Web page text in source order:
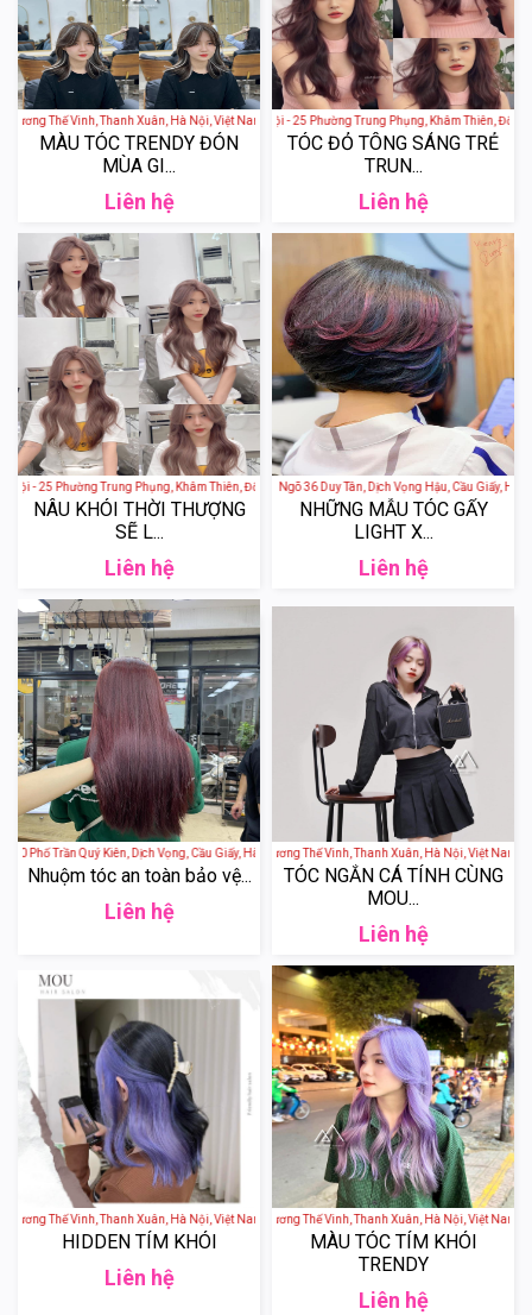
Lương Thế Vinh, Thanh Xuân, Hà Nội, Việt Nam
MÀU TÓC TRENDY ĐÓN
MÙA GI...
Liên hệ
4AM Hair Studio - Hà Nội - 25 Phường Trung Phụng, Khâm Thiên, Đống
TÓC ĐỎ TÔNG SÁNG TRẺ
TRUN...
Liên hệ
- 25 Phường Trung Phụng, Khâm Thiên, Đống Đa, Hà Nội, Việt Nam
NÂU KHÓI THỜI THƯỢNG
SẼ L...
Liên hệ
Anh Đào Hair Salon - 39 Ngõ 36 Duy Tân, Dịch Vọng Hậu, Cầu Giấy, Hà
NHỮNG MẪU TÓC GẨY
LIGHT X...
Liên hệ
Phố Trần Quý Kiên, Dịch Vọng, Cầu Giấy, Hà Nội, Việt Nam
Nhuộm tóc an toàn bảo vệ...
Liên hệ
Mou Hair - 157 Lương Thế Vinh, Thanh Xuân, Hà Nội, Việt Nam
TÓC NGẮN CÁ TÍNH CÙNG
MOU...
Liên hệ
Lương Thế Vinh, Thanh Xuân, Hà Nội, Việt Nam
HIDDEN TÍM KHÓI
Liên hệ
Mou Hair - 157 Lương Thế Vinh, Thanh Xuân, Hà Nội, Việt Nam
MÀU TÓC TÍM KHÓI
TRENDY
Liên hệ